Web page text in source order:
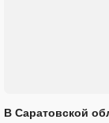
В Саратовской